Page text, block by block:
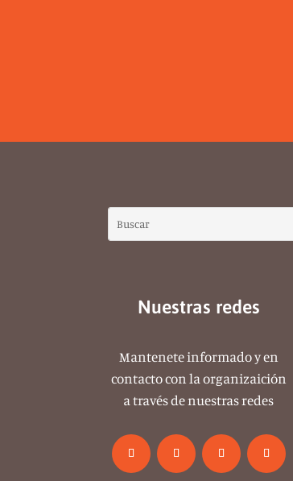
Nuestras redes
Mantenete informado y en
contacto con la organizaición
a través de nuestras redes